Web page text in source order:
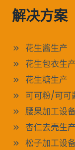
解决方案
花生酱生产
花生包衣生
花生糖生产
可可粉/可可
腰果加工设
杏仁去壳生
松子加工设